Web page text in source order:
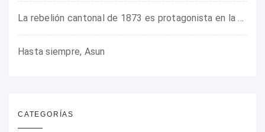
Hasta siempre, Asun
CATEGORÍAS